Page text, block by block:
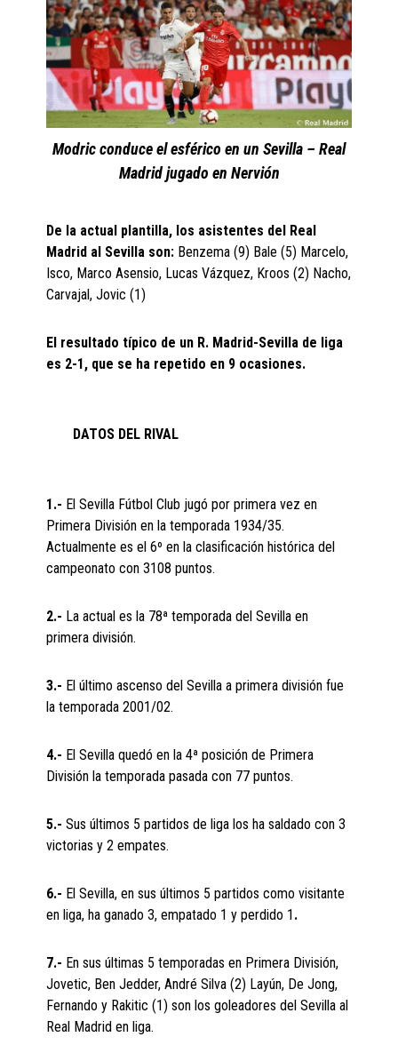
Modric conduce el esférico en un Sevilla – Real
Madrid jugado en Nervión
De la actual plantilla, los asistentes del Real
Madrid al Sevilla son: Benzema (9) Bale (5) Marcelo,
Isco, Marco Asensio, Lucas Vázquez, Kroos (2) Nacho,
Carvajal, Jovic (1)
El resultado típico de un R. Madrid-Sevilla de liga
es 2-1, que se ha repetido en 9 ocasiones.
DATOS DEL RIVAL
1.- El Sevilla Fútbol Club jugó por primera vez en
Primera División en la temporada 1934/35.
Actualmente es el 6º en la clasificación histórica del
campeonato con 3108 puntos.
2.- La actual es la 78ª temporada del Sevilla en
primera división.
3.- El último ascenso del Sevilla a primera división fue
la temporada 2001/02.
4.- El Sevilla quedó en la 4ª posición de Primera
División la temporada pasada con 77 puntos.
5.- Sus últimos 5 partidos de liga los ha saldado con 3
victorias y 2 empates.
6.- El Sevilla, en sus últimos 5 partidos como visitante
en liga, ha ganado 3, empatado 1 y perdido 1 .
7.- En sus últimas 5 temporadas en Primera División,
Jovetic, Ben Jedder, André Silva (2) Layún, De Jong,
Fernando y Rakitic (1) son los goleadores del Sevilla al
Real Madrid en liga.